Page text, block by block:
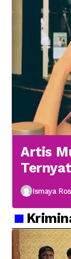
Artis
Ismaya